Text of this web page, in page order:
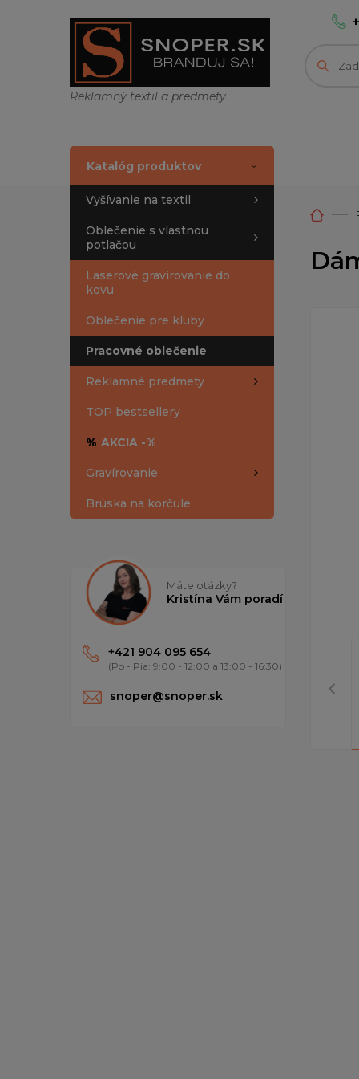
Reklamný textil a predmety
Katalóg produktov
Vyšívanie na textil
Oblečenie s vlastnou
potlačou
Laserové gravírovanie do
kovu
Oblečenie pre kluby
Pracovné oblečenie
Reklamné predmety
TOP bestsellery
% AKCIA -%
Gravírovanie
Brúska na korčule
Máte otázky?
Kristína Vám poradí
+421 904 095 654
(Po - Pia: 9:00 - 12:00 a 13:00 - 16:30)
snoper@snoper.sk